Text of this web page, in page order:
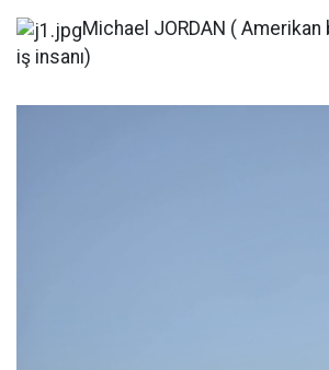
Michael JORDAN (
iş insanı)